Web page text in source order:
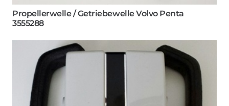
Propellerwelle / Getriebewelle Volvo Penta
3555288